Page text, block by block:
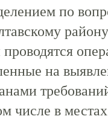
по
на
числе в